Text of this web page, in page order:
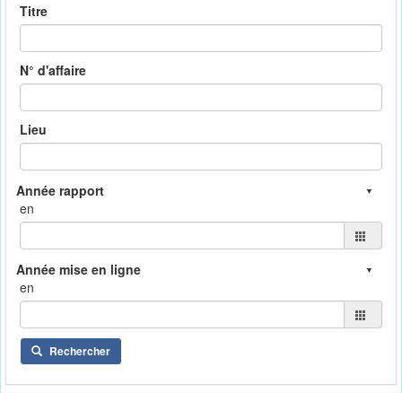
Titre
N° d'affaire
Lieu
en
en
Rechercher